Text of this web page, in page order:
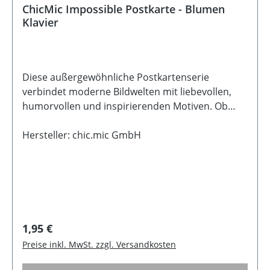
ChicMic Impossible Postkarte - Blumen
Klavier
Diese außergewöhnliche Postkartenserie
verbindet moderne Bildwelten mit liebevollen,
humorvollen und inspirierenden Motiven. Ob
- jede Karte erzählt ihre ganz eigene kleine
hochwertigem 440 g Karton mit angenehmer
Haptik und dekorativem Wellenrand. Das
verwendete Papier ist FSC-zertifiziert und stammt
aus verantwortungsvoll bewirtschafteten
Hersteller: chic.mic GmbH
Regulärer Preis:
1,95 €
Preise inkl. MwSt. zzgl. Versandkosten